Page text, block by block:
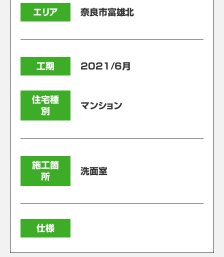
エリア 奈良市富雄北
工期 2021/6月
住宅種
別
マンション
施工箇
所
洗面室
仕様